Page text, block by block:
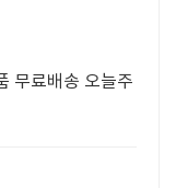
무료배송 오늘주